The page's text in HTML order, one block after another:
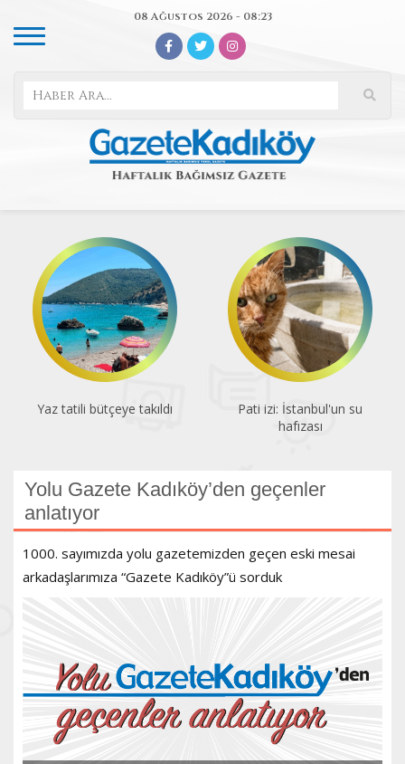
08 Ağustos 2026 - 08:23
Pati izi: İstanbul'un su
Bir gezginin gözünden
Kadıköy
Yolu Gazete Kadıköy’den geçenler
anlatıyor
1000. sayımızda yolu gazetemizden geçen eski mesai
arkadaşlarımıza “Gazete Kadıköy”ü sorduk